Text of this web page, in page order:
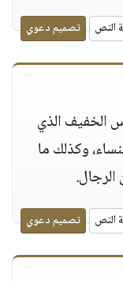
النص تصميم دعوي
الخفيف الذي
وكذلك ما
النص تصميم دعوي